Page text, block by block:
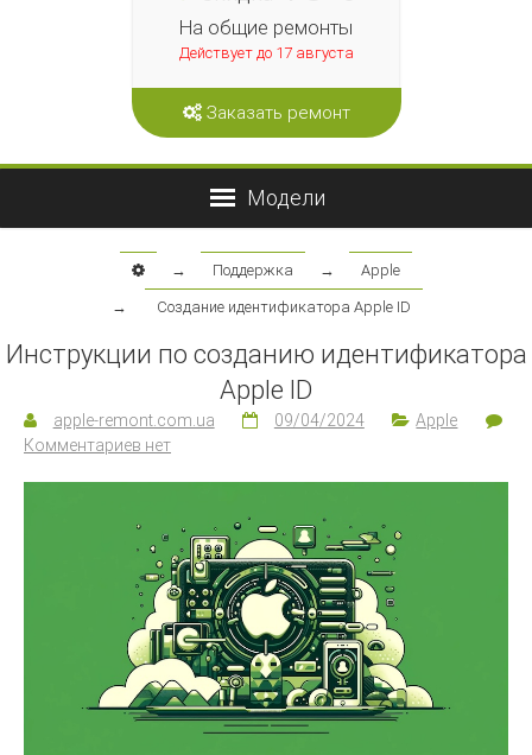
На общие ремонты
Действует до 17 августа
Заказать ремонт
→ Поддержка →
Apple
→
Cоздание идентификатора Apple ID
Инструкции по созданию идентификатора
Apple ID
apple-remont.com.ua 09/04/2024
Apple
Комментариев нет